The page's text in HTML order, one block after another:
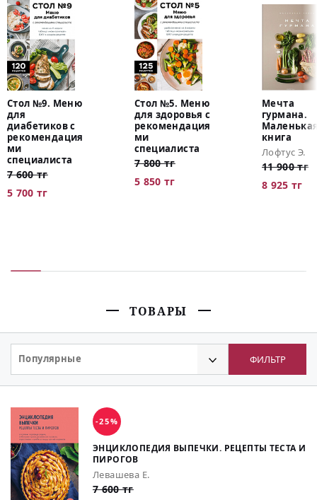
Стол №9. Меню
для
диабетиков с
рекомендация
ми
специалиста
7 600 тг
5 700 тг
Стол №5. Меню
для здоровья с
рекомендация
ми
специалиста
7 800 тг
5 850 тг
Мечта
гурмана.
книга
Лофтус Э.
11 900 тг
8 925 тг
ТОВАРЫ
Популярные ФИЛЬТР
-25%
ЭНЦИКЛОПЕДИЯ ВЫПЕЧКИ. РЕЦЕПТЫ ТЕСТА И
ПИРОГОВ
Левашева Е.
7 600 тг